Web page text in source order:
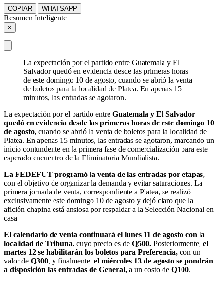
COPIAR WHATSAPP
Resumen Inteligente
×
La expectación por el partido entre Guatemala y El
Salvador quedó en evidencia desde las primeras horas
de este domingo 10 de agosto, cuando se abrió la venta
de boletos para la localidad de Platea. En apenas 15
minutos, las entradas se agotaron.
La expectación por el partido entre Guatemala y El Salvador
quedó en evidencia desde las primeras horas de este domingo 10
de agosto, cuando se abrió la venta de boletos para la localidad de
Platea. En apenas 15 minutos, las entradas se agotaron, marcando un
inicio contundente en la primera fase de comercialización para este
esperado encuentro de la Eliminatoria Mundialista.
La FEDEFUT programó la venta de las entradas por etapas,
con el objetivo de organizar la demanda y evitar saturaciones. La
primera jornada de venta, correspondiente a Platea, se realizó
exclusivamente este domingo 10 de agosto y dejó claro que la
afición chapina está ansiosa por respaldar a la Selección Nacional en
casa.
El calendario de venta continuará el lunes 11 de agosto con la
localidad de Tribuna, cuyo precio es de Q500. Posteriormente, el
martes 12 se habilitarán los boletos para Preferencia, con un
valor de Q300, y finalmente, el miércoles 13 de agosto se pondrán
a disposición las entradas de General, a un costo de Q100.